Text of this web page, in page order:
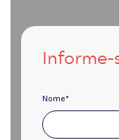
Informe-
Nome*